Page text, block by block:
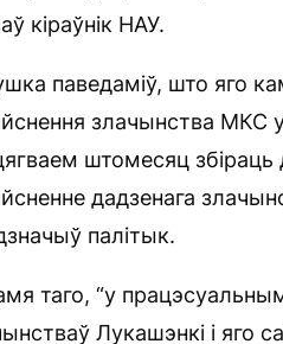
кіраўнік НАУ.
паведаміў, што яго
злачынства МКС
штомесяц
дадзенага
палітык.
таго, “у
Лукашэнкі і яго